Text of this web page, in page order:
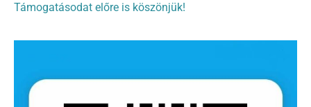
Támogatásodat előre is köszönjük!